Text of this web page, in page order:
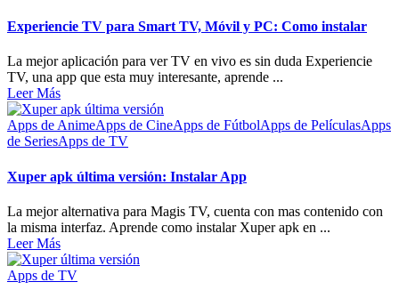
Experiencie TV para Smart TV, Móvil y PC: Como instalar
La mejor aplicación para ver TV en vivo es sin duda Experiencie
TV, una app que esta muy interesante, aprende ...
Leer Más
Apps de AnimeApps de CineApps de FútbolApps de PelículasApps
de SeriesApps de TV
Xuper apk última versión: Instalar App
La mejor alternativa para Magis TV, cuenta con mas contenido con
la misma interfaz. Aprende como instalar Xuper apk en ...
Leer Más
Apps de TV